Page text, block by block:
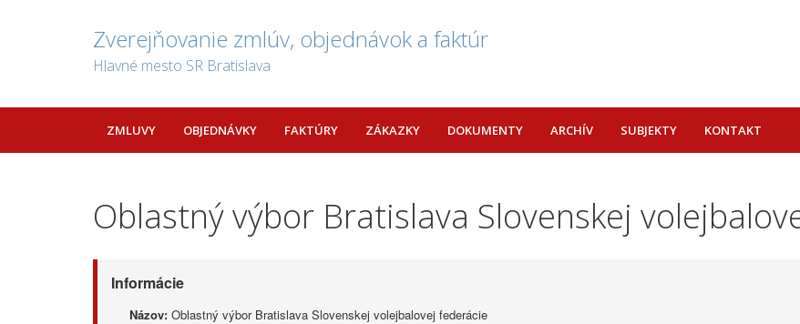
Zverejňovanie zmlúv, objednávok a faktúr
Hlavné mesto SR Bratislava
ZMLUVY OBJEDNÁVKY FAKTÚRY ZÁKAZKY DOKUMENTY ARCHÍV SUBJEKTY KONTAKT
Oblastný výbor Bratislava Slovenskej
Informácie
Názov: Oblastný výbor Bratislava Slovenskej volejbalovej federácie